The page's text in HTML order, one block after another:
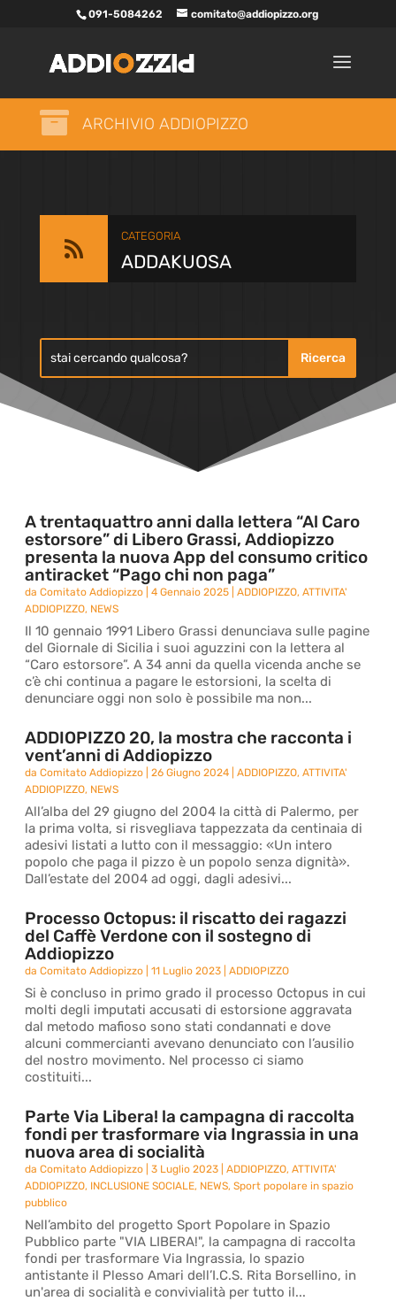
091-5084262 comitato@addiopizzo.org
 ARCHIVIO ADDIOPIZZO

CATEGORIA
ADDAKUOSA
A trentaquattro anni dalla lettera “Al Caro
estorsore” di Libero Grassi, Addiopizzo
presenta la nuova App del consumo critico
antiracket “Pago chi non paga”
daComitato Addiopizzo |4 Gennaio 2025 |ADDIOPIZZO,ATTIVITA'
ADDIOPIZZO, NEWS
Il 10 gennaio 1991 Libero Grassi denunciava sulle pagine
del Giornale di Sicilia i suoi aguzzini con la lettera al
“Caro estorsore”. A 34 anni da quella vicenda anche se
c’è chi continua a pagare le estorsioni, la scelta di
denunciare oggi non solo è possibile ma non...
ADDIOPIZZO 20, la mostra che racconta i
vent’anni di Addiopizzo
daComitato Addiopizzo |26 Giugno 2024 |ADDIOPIZZO,ATTIVITA'
ADDIOPIZZO, NEWS
All’alba del 29 giugno del 2004 la città di Palermo, per
la prima volta, si risvegliava tappezzata da centinaia di
adesivi listati a lutto con il messaggio: «Un intero
popolo che paga il pizzo è un popolo senza dignità».
Dall’estate del 2004 ad oggi, dagli adesivi...
Processo Octopus: il riscatto dei ragazzi
del Caffè Verdone con il sostegno di
Addiopizzo
daComitato Addiopizzo |11 Luglio 2023 |ADDIOPIZZO
Si è concluso in primo grado il processo Octopus in cui
molti degli imputati accusati di estorsione aggravata
dal metodo mafioso sono stati condannati e dove
alcuni commercianti avevano denunciato con l’ausilio
del nostro movimento. Nel processo ci siamo
costituiti...
Parte Via Libera! la campagna di raccolta
fondi per trasformare via Ingrassia in una
nuova area di socialità
daComitato Addiopizzo |3 Luglio 2023 |ADDIOPIZZO,ATTIVITA'
ADDIOPIZZO, INCLUSIONE SOCIALE, NEWS,Sport popolare in spazio
pubblico
Nell’ambito del progetto Sport Popolare in Spazio
Pubblico parte "VIA LIBERA!", la campagna di raccolta
fondi per trasformare Via Ingrassia, lo spazio
antistante il Plesso Amari dell’I.C.S. Rita Borsellino, in
un'area di socialità e convivialità per tutto il...